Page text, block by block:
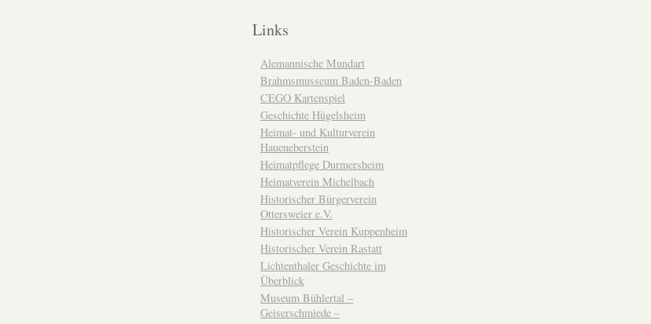
Links
Alemannische Mundart
Brahmsmusseum Baden-Baden
CEGO Kartenspiel
Geschichte Hügelsheim
Heimat- und Kulturverein
Haueneberstein
Heimatpflege Durmersheim
Heimatverein Michelbach
Historischer Bürgerverein
Ottersweier e.V.
Historischer Verein Kuppenheim
Historischer Verein Rastatt
Lichtenthaler Geschichte im
Überblick
Museum Bühlertal –
Geiserschmiede –